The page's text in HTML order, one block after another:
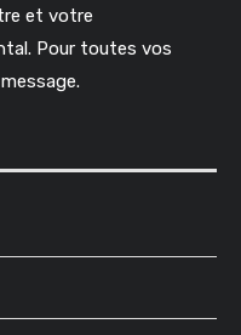
et votre
Pour toutes vos